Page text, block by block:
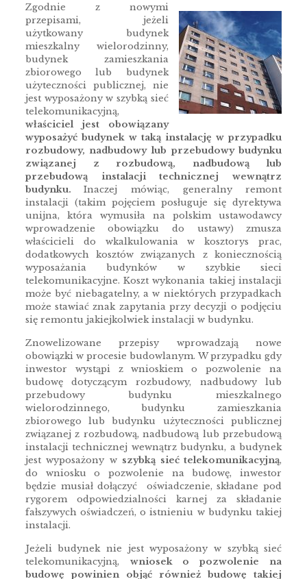
Zgodnie z nowymi
przepisami, jeżeli
użytkowany budynek
mieszkalny wielorodzinny,
budynek zamieszkania
zbiorowego lub budynek
użyteczności publicznej, nie
jest wyposażony w szybką sieć
telekomunikacyjną,
właściciel jest obowiązany
wyposażyć budynek w taką instalację w przypadku
rozbudowy, nadbudowy lub przebudowy budynku
związanej z rozbudową, nadbudową lub
przebudową instalacji technicznej wewnątrz
budynku.Inaczej mówiąc, generalny remont
instalacji (takim pojęciem posługuje się dyrektywa
unijna, która wymusiła na polskim ustawodawcy
wprowadzenie obowiązku do ustawy) zmusza
właścicieli do wkalkulowania w kosztorys prac,
dodatkowych kosztów związanych z koniecznością
wyposażania budynków w szybkie sieci
telekomunikacyjne. Koszt wykonania takiej instalacji
może być niebagatelny, a w niektórych przypadkach
może stawiać znak zapytania przy decyzji o podjęciu
się remontu jakiejkolwiek instalacji w budynku.
Znowelizowane przepisy wprowadzają nowe
obowiązki w procesie budowlanym. W przypadku gdy
inwestor wystąpi z wnioskiem o pozwolenie na
budowę dotyczącym rozbudowy, nadbudowy lub
przebudowy budynku mieszkalnego
wielorodzinnego, budynku zamieszkania
zbiorowego lub budynku użyteczności publicznej
związanej z rozbudową, nadbudową lub przebudową
instalacji technicznej wewnątrz budynku, a budynek
jest wyposażony w szybką sieć telekomunikacyjną,
do wniosku o pozwolenie na budowę, inwestor
będzie musiał dołączyć oświadczenie, składane pod
rygorem odpowiedzialności karnej za składanie
fałszywych oświadczeń, o istnieniu w budynku takiej
instalacji.
Jeżeli budynek nie jest wyposażony w szybką sieć
telekomunikacyjną, wniosek o pozwolenie na
budowę powinien objąć również budowę takiej